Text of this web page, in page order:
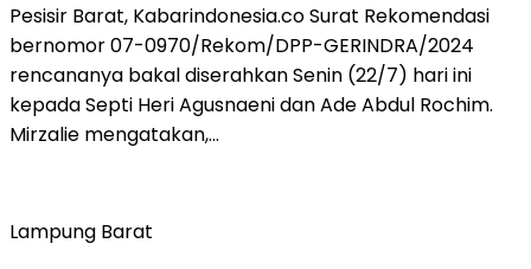
Pesisir Barat, Kabarindonesia.co Surat Rekomendasi
bernomor 07-0970/Rekom/DPP-GERINDRA/2024
rencananya bakal diserahkan Senin (22/7) hari ini
kepada Septi Heri Agusnaeni dan Ade Abdul Rochim.
Mirzalie mengatakan,…
Lampung Barat